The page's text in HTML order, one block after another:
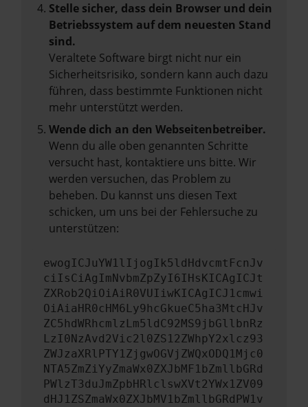
Stelle sicher, dass dein Browser und dein
Betriebssystem auf dem neuesten Stand
sind.
Veraltete Software birgt nicht nur ein
Sicherheitsrisiko, sondern kann auch dazu
führen, dass bestimmte Funktionen nicht
mehr unterstützt werden.
Wende dich an den Webseitenbetreiber.
Wenn du alle oben genannten Schritte
versucht hast, kontaktiere uns bitte. Wir
werden versuchen, das Problem zu
beheben. Du kannst uns diesen Text
schicken, um uns bei der Fehlersuche zu
unterstützen:
ewogICJuYW1lIjogIk5ldHdvcmtFcnJv
ciIsCiAgImNvbmZpZyI6IHsKICAgICJt
ZXRob2QiOiAiR0VUIiwKICAgICJ1cmwi
OiAiaHR0cHM6Ly9hcGkueC5ha3MtcHJv
ZC5hdWRhcmlzLm5ldC92MS9jbGllbnRz
LzI0NzAvd2Vic2l0ZS12ZWhpY2xlcz93
ZWJzaXRlPTY1ZjgwOGVjZWQxODQ1Mjc0
NTA5ZmZiYyZmaWx0ZXJbMF1bZmllbGRd
PWlzT3duJmZpbHRlclswXVt2YWx1ZV09
dHJ1ZSZmaWx0ZXJbMV1bZmllbGRdPW1v